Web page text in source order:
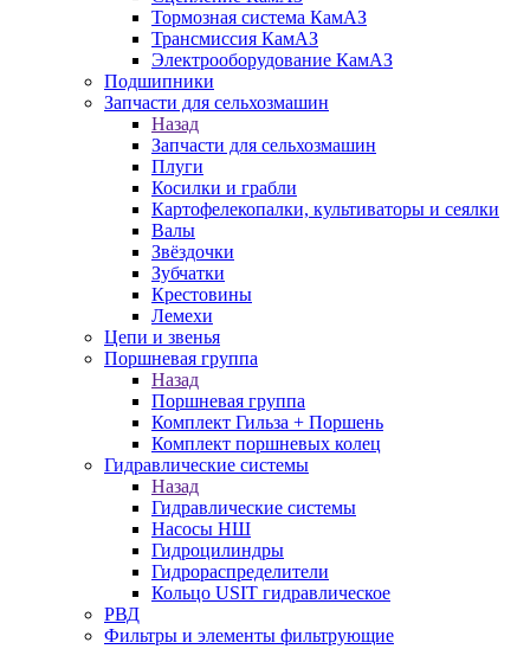
Тормозная система КамАЗ
Трансмиссия КамАЗ
Электрооборудование КамАЗ
Подшипники
Запчасти для сельхозмашин
Назад
Запчасти для сельхозмашин
Плуги
Косилки и грабли
Картофелекопалки, культиваторы и сеялки
Валы
Звёздочки
Зубчатки
Крестовины
Лемехи
Цепи и звенья
Поршневая группа
Назад
Поршневая группа
Комплект Гильза + Поршень
Комплект поршневых колец
Гидравлические системы
Назад
Гидравлические системы
Насосы НШ
Гидроцилиндры
Гидрораспределители
Кольцо USIT гидравлическое
РВД
Фильтры и элементы фильтрующие